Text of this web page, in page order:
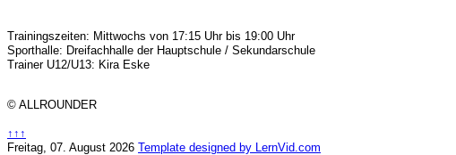
Trainingszeiten: Mittwochs von 17:15 Uhr bis 19:00 Uhr
Sporthalle: Dreifachhalle der Hauptschule / Sekundarschule
Trainer U12/U13: Kira Eske
© ALLROUNDER
↑↑↑
Freitag, 07. August 2026 Template designed by LernVid.com